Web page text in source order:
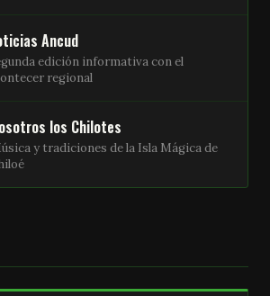
Ancud
edición informativa con el
regional
los Chilotes
y tradiciones de la Isla Mágica de